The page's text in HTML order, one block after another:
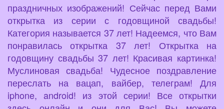
праздничных изображений! Сейчас перед Вами
открытка из серии с годовщиной свадьбы!
Категория называется 37 лет! Надеемся, что Вам
понравилась открытка 37 лет! Открытка на
годовщину свадьбы 37 лет! Красивая картинка!
Муслиновая свадьба! Чудесное поздравление
переслать на вацап, вайбер, телеграм! Для
iphone, android! из этой серии! Все открытки